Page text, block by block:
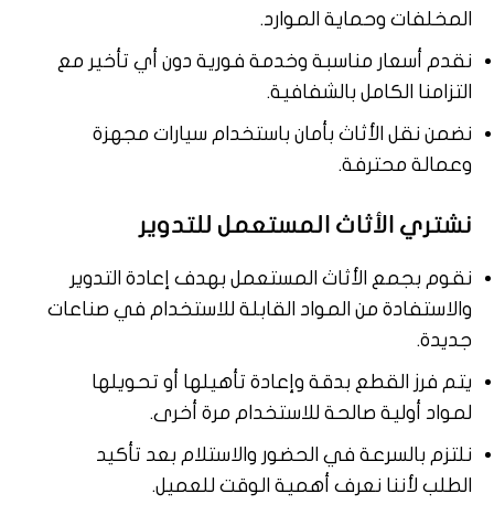
المخلفات وحماية الموارد.
نقدم أسعار مناسبة وخدمة فورية دون أي تأخير مع
التزامنا الكامل بالشفافية.
نضمن نقل الأثاث بأمان باستخدام سيارات مجهزة
وعمالة محترفة.
نشتري الأثاث المستعمل للتدوير
نقوم بجمع الأثاث المستعمل بهدف إعادة التدوير
والاستفادة من المواد القابلة للاستخدام في صناعات
جديدة.
يتم فرز القطع بدقة وإعادة تأهيلها أو تحويلها
لمواد أولية صالحة للاستخدام مرة أخرى.
نلتزم بالسرعة في الحضور والاستلام بعد تأكيد
الطلب لأننا نعرف أهمية الوقت للعميل.